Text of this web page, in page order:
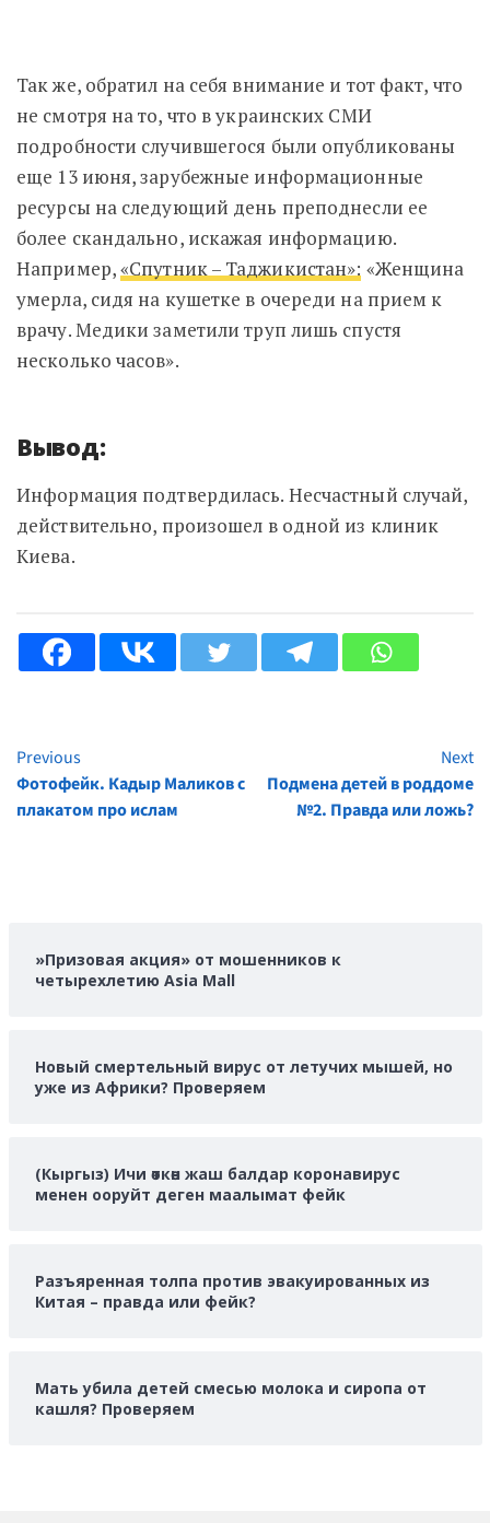
Так же, обратил на себя внимание и тот факт, что
не смотря на то, что в украинских СМИ
подробности случившегося были опубликованы
еще 13 июня, зарубежные информационные
ресурсы на следующий день преподнесли ее
более скандально, искажая информацию.
Например,«Спутник – Таджикистан»: «Женщина
умерла, сидя на кушетке в очереди на прием к
врачу. Медики заметили труп лишь спустя
несколько часов».
Вывод:
Информация подтвердилась. Несчастный случай,
действительно, произошел в одной из клиник
Киева.
Continue
Reading
Previous
Фотофейк. Кадыр Маликов с
плакатом про ислам
Next
Подмена детей в роддоме
№2. Правда или ложь?
»Призовая акция» от мошенников к
четырехлетию Asia Mall
Новый смертельный вирус от летучих мышей, но
уже из Африки? Проверяем
(Кыргыз) Ичи өткөн жаш балдар коронавирус
менен ооруйт деген маалымат фейк
Разъяренная толпа против эвакуированных из
Китая – правда или фейк?
Мать убила детей смесью молока и сиропа от
кашля? Проверяем